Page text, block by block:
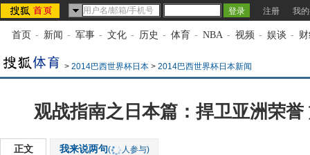
注册 我
首页 - 新闻 - 军事 - 文化 - 历史 - 体育 - NBA - 视频 - 娱谈 -
> 2014巴西世界杯日本 > 2014巴西世界杯日本新闻
观战指南之日本篇：捍卫亚洲荣誉
正文 我来说两句( 人参与)